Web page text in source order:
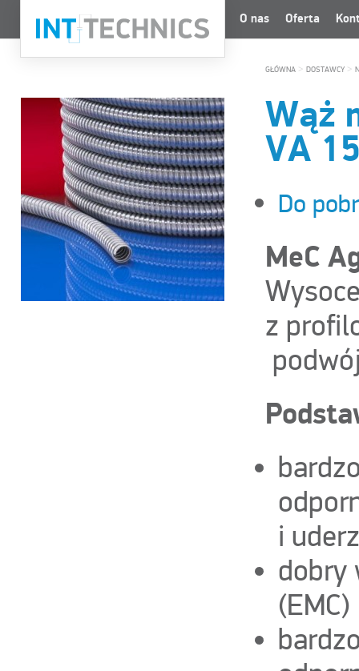
O nas Oferta
GŁÓWNA > DOSTAWCY >
Wąż
VA
Do
MeC
z
i
dobry
(EMC)